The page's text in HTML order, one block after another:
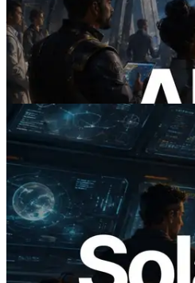
— ยุคที่ AI Agent จ่ายเ
แบบ On Demand
อ่านบทความนี้